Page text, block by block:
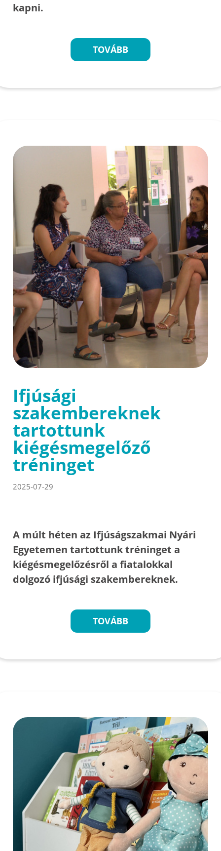
kapni.
TOVÁBB
Ifjúsági
szakembereknek
tartottunk
kiégésmegelőző
tréninget
2025-07-29
A múlt héten az Ifjúságszakmai Nyári
Egyetemen tartottunk tréninget a
kiégésmegelőzésről a fiatalokkal
dolgozó ifjúsági szakembereknek.
TOVÁBB